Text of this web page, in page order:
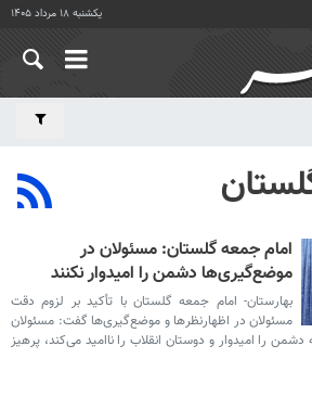
یکشنبه ۱۸ مرداد ۱۴۰۵
امام جمعه گلستان: مسئولان در
موضع‌گیری‌ها دشمن را امیدوار نکنند
بهارستان- امام جمعه گلستان با تأکید بر لزوم دقت
مسئولان در اظهارنظرها و موضع‌گیری‌ها گفت: مسئولان
دشمن را امیدوار و دوستان انقلاب را ناامید می‌کند، پرهیز